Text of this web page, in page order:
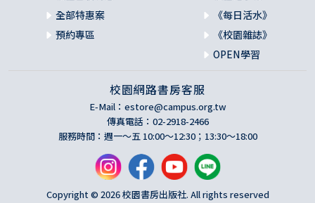
全部特惠案
預約專區
《每日活水》
《校園雜誌》
OPEN學習
校園網路書房客服
E-Mail： estore@campus.org.tw
傳真電話：02-2918-2466
服務時間：週一～五 10:00～12:30；13:30～18:00
Copyright © 2026 校園書房出版社. All rights reserved